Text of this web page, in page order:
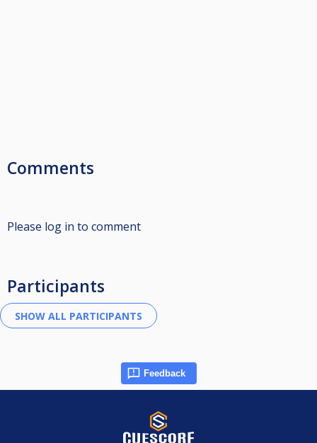
Comments
Please log in to comment
Participants
Feedback